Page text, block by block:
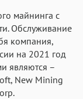
майнинга с
Обслуживание
компания,
на 2021 год
являются –
New Mining